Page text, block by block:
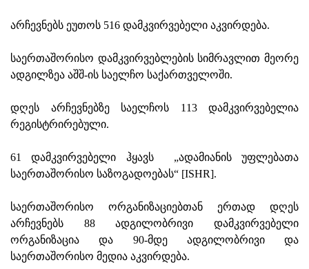
არჩევნებს ეუთოს 516 დამკვირვებელი აკვირდება.
საერთაშორისო დამკვირვებლების სიმრავლით მეორე
ადგილზეა აშშ-ის საელჩო საქართველოში.
დღეს არჩევნებზე საელჩოს 113 დამკვირვებელია
რეგისტრირებული.
61 დამკვირვებელი ჰყავს „ადამიანის უფლებათა
საერთაშორისო საზოგადოებას“ [ISHR].
საერთაშორისო ორგანიზაციებთან ერთად დღეს
არჩევნებს 88 ადგილობრივი დამკვირვებელი
ორგანიზაცია და 90-მდე ადგილობრივი და
საერთაშორისო მედია აკვირდება.